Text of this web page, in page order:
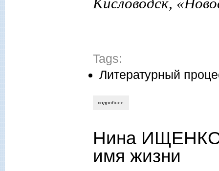
Tags:
Литературный
подробнее
Нина ИЩЕНКО.
имя жизни